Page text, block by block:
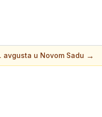
avgusta u Novom Sadu →